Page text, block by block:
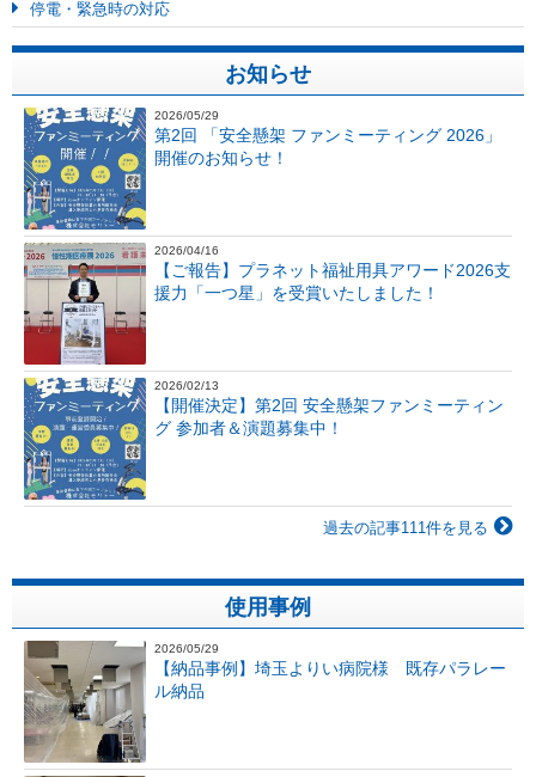
停電・緊急時の対応
お知らせ
2026/05/29
第2回 「安全懸架 ファンミーティング 2026」
開催のお知らせ！
2026/04/16
【ご報告】プラネット福祉用具アワード2026支
援力「一つ星」を受賞いたしました！
2026/02/13
【開催決定】第2回 安全懸架ファンミーティン
グ 参加者＆演題募集中！
過去の記事111件を見る
使用事例
2026/05/29
【納品事例】埼玉よりい病院様 既存パラレー
ル納品